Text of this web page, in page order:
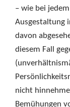
– wie bei
Ausgestaltung
davon
diesem Fall
nicht
Bemühungen